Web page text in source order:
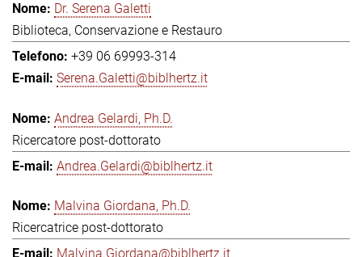
Dr. Serena Galetti
Biblioteca, Conservazione e Restauro
+39 06 69993-314
Serena.Galetti@biblhertz.it
Andrea Gelardi, Ph.D.
Ricercatore post-dottorato
Andrea.Gelardi@biblhertz.it
Malvina Giordana, Ph.D.
Ricercatrice post-dottorato
Malvina.Giordana@biblhertz.it